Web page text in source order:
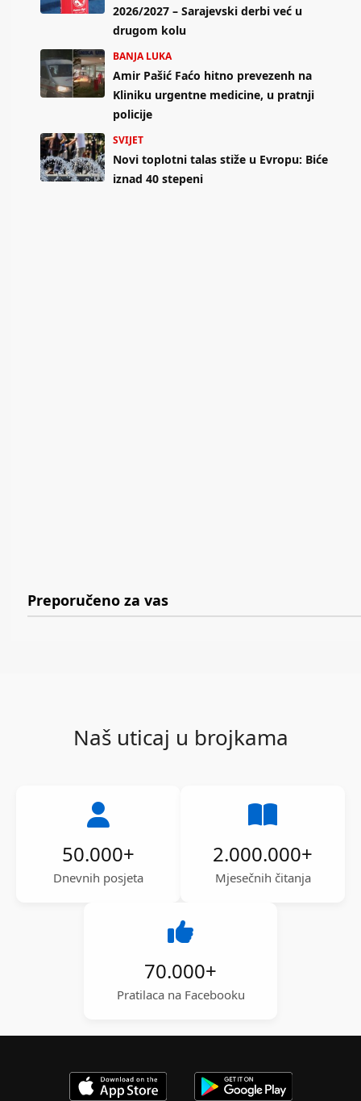
2026/2027 – Sarajevski derbi već u
drugom kolu
BANJA LUKA
Amir Pašić Faćo hitno prevezenh na
Kliniku urgentne medicine, u pratnji
policije
SVIJET
Novi toplotni talas stiže u Evropu: Biće
iznad 40 stepeni
Preporučeno za vas
Naš uticaj u brojkama
50.000+
Dnevnih posjeta
2.000.000+
Mjesečnih čitanja
70.000+
Pratilaca na Facebooku